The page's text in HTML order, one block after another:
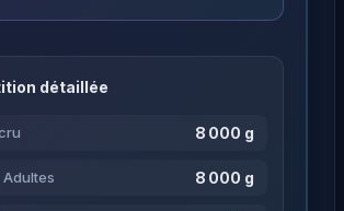
détaillée
8 000 g
Adultes 8 000 g